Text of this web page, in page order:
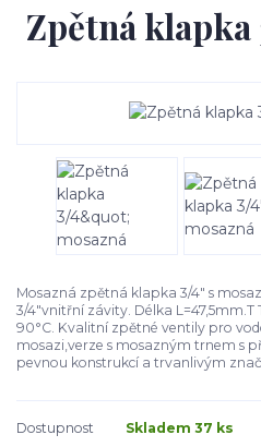
Zpětná klapka
Mosazná zpětná klapka 3/4" s
3/4"vnitřní závity. Délka L=47,5mm.T
90°C. Kvalitní zpětné ventily pro
mosazi,verze s mosazným trnem s
pevnou konstrukcí a trvanlivým
Dostupnost
Skladem 37 ks